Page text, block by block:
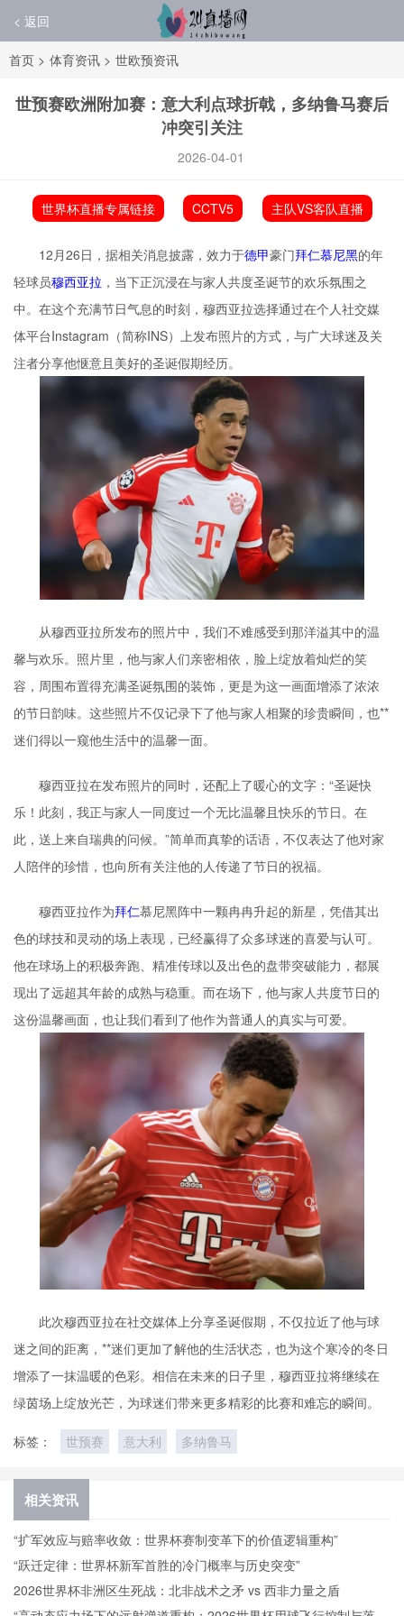
< 返回
首页 > 体育资讯 > 世欧预资讯
世预赛欧洲附加赛：意大利点球折戟，多纳鲁马赛后
冲突引关注
2026-04-01
世界杯直播专属链接 CCTV5 主队VS客队直播
12月26日，据相关消息披露，效力于德甲豪门拜仁慕尼黑的年
轻球员穆西亚拉 ，当下正沉浸在与家人共度圣诞节的欢乐氛围之
中。在这个充满节日气息的时刻，穆西亚拉选择通过在个人社交媒
体平台Instagram（简称INS）上发布照片的方式，与广大球迷及关
注者分享他惬意且美好的圣诞假期经历。
从穆西亚拉所发布的照片中，我们不难感受到那洋溢其中的温
馨与欢乐。照片里，他与家人们亲密相依，脸上绽放着灿烂的笑
容，周围布置得充满圣诞氛围的装饰，更是为这一画面增添了浓浓
的节日韵味。这些照片不仅记录下了他与家人相聚的珍贵瞬间，也**
迷们得以一窥他生活中的温馨一面。
穆西亚拉在发布照片的同时，还配上了暖心的文字：“圣诞快
乐！此刻，我正与家人一同度过一个无比温馨且快乐的节日。在
此，送上来自瑞典的问候。”简单而真挚的话语，不仅表达了他对家
人陪伴的珍惜，也向所有关注他的人传递了节日的祝福。
穆西亚拉作为拜仁慕尼黑阵中一颗冉冉升起的新星，凭借其出
色的球技和灵动的场上表现，已经赢得了众多球迷的喜爱与认可。
他在球场上的积极奔跑、精准传球以及出色的盘带突破能力，都展
现出了远超其年龄的成熟与稳重。而在场下，他与家人共度节日的
这份温馨画面，也让我们看到了他作为普通人的真实与可爱。
此次穆西亚拉在社交媒体上分享圣诞假期，不仅拉近了他与球
迷之间的距离，**迷们更加了解他的生活状态，也为这个寒冷的冬日
增添了一抹温暖的色彩。相信在未来的日子里，穆西亚拉将继续在
绿茵场上绽放光芒，为球迷们带来更多精彩的比赛和难忘的瞬间。
标签： 世预赛 意大利 多纳鲁马
相关资讯
“扩军效应与赔率收敛：世界杯赛制变革下的价值逻辑重构”
“跃迁定律：世界杯新军首胜的冷门概率与历史突变”
2026世界杯非洲区生死战：北非战术之矛 vs 西非力量之盾